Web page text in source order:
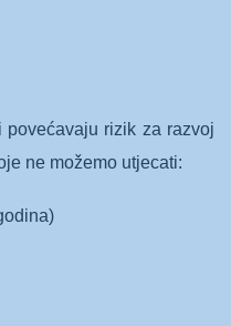
rizik za razvoj
ne možemo utjecati: